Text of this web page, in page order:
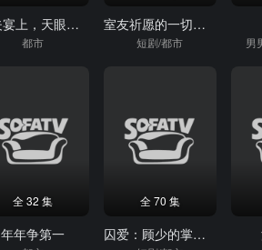
休夫宴上，天眼少女掀翻全场
都市
室友祈愿的一切，皆是代价
短剧/都市 男
全 32 集
年年争第一
全 70 集
囚爱：顾少的掌中雀